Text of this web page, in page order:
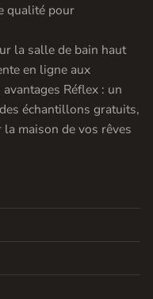
qualité pour
la salle de bain haut
en ligne aux
Réflex : un
échantillons gratuits,
maison de vos rêves